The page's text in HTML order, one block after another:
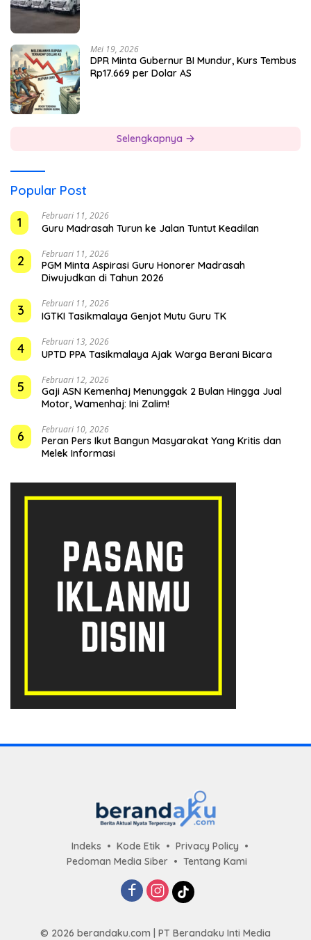
Mei 19, 2026
DPR Minta Gubernur BI Mundur, Kurs Tembus
Rp17.669 per Dolar AS
Selengkapnya
Popular Post
1
Februari 11, 2026
Guru Madrasah Turun ke Jalan Tuntut Keadilan
2 Februari 11, 2026
PGM Minta Aspirasi Guru Honorer Madrasah
Diwujudkan di Tahun 2026
3 Februari 11, 2026
IGTKI Tasikmalaya Genjot Mutu Guru TK
4 Februari 13, 2026
UPTD PPA Tasikmalaya Ajak Warga Berani Bicara
5 Februari 12, 2026
Gaji ASN Kemenhaj Menunggak 2 Bulan Hingga Jual
Motor, Wamenhaj: Ini Zalim!
6 Februari 10, 2026
Peran Pers Ikut Bangun Masyarakat Yang Kritis dan
Melek Informasi
Indeks Kode Etik
Privacy Policy
Pedoman Media Siber
Tentang Kami
© 2026 berandaku.com | PT Berandaku Inti Media